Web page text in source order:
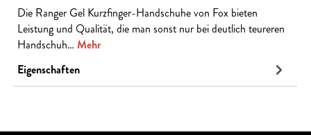
Die Ranger Gel Kurzfinger-Handschuhe von Fox bieten
Leistung und Qualität, die man sonst nur bei deutlich teureren
Handschuh… Mehr
Eigenschaften